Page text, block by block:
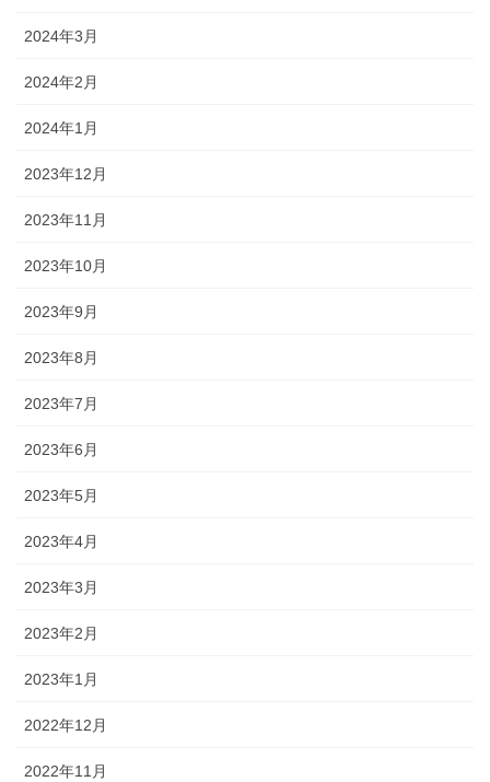
2024年3月
2024年2月
2024年1月
2023年12月
2023年11月
2023年10月
2023年9月
2023年8月
2023年7月
2023年6月
2023年5月
2023年4月
2023年3月
2023年2月
2023年1月
2022年12月
2022年11月